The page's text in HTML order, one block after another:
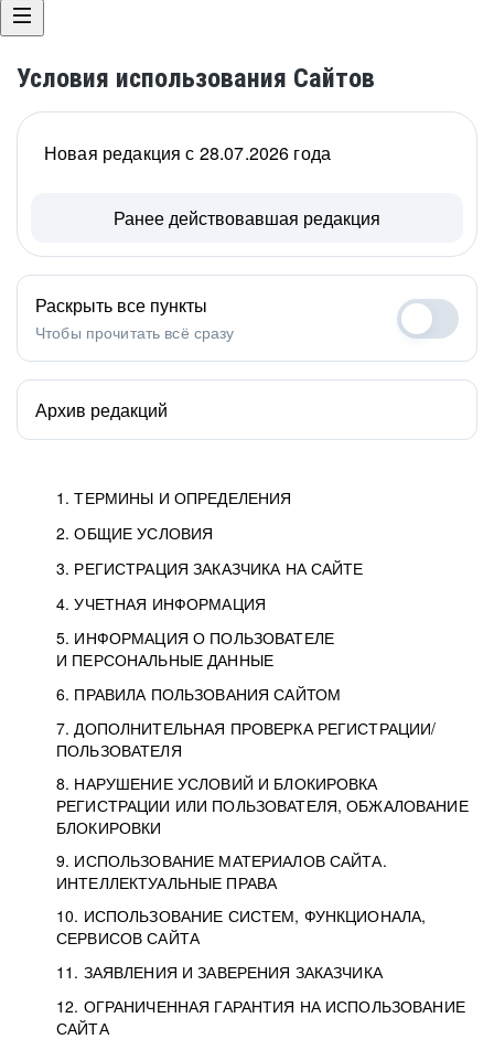
Условия использования Сайтов
1. ТЕРМИНЫ И ОПРЕДЕЛЕНИЯ
2. ОБЩИЕ УСЛОВИЯ
3. РЕГИСТРАЦИЯ ЗАКАЗЧИКА НА САЙТЕ
4. УЧЕТНАЯ ИНФОРМАЦИЯ
5. ИНФОРМАЦИЯ О ПОЛЬЗОВАТЕЛЕ
И ПЕРСОНАЛЬНЫЕ ДАННЫЕ
6. ПРАВИЛА ПОЛЬЗОВАНИЯ САЙТОМ
7. ДОПОЛНИТЕЛЬНАЯ ПРОВЕРКА РЕГИСТРАЦИИ/
ПОЛЬЗОВАТЕЛЯ
8. НАРУШЕНИЕ УСЛОВИЙ И БЛОКИРОВКА
РЕГИСТРАЦИИ ИЛИ ПОЛЬЗОВАТЕЛЯ, ОБЖАЛОВАНИЕ
БЛОКИРОВКИ
9. ИСПОЛЬЗОВАНИЕ МАТЕРИАЛОВ САЙТА.
ИНТЕЛЛЕКТУАЛЬНЫЕ ПРАВА
10. ИСПОЛЬЗОВАНИЕ СИСТЕМ, ФУНКЦИОНАЛА,
СЕРВИСОВ САЙТА
11. ЗАЯВЛЕНИЯ И ЗАВЕРЕНИЯ ЗАКАЗЧИКА
12. ОГРАНИЧЕННАЯ ГАРАНТИЯ НА ИСПОЛЬЗОВАНИЕ
САЙТА
Новая редакция с 28.07.2026 года
Ранее действовавшая редакция
Раскрыть все пункты
Чтобы прочитать всё сразу
Архив редакций